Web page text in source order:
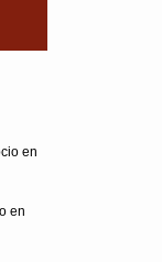
en
en